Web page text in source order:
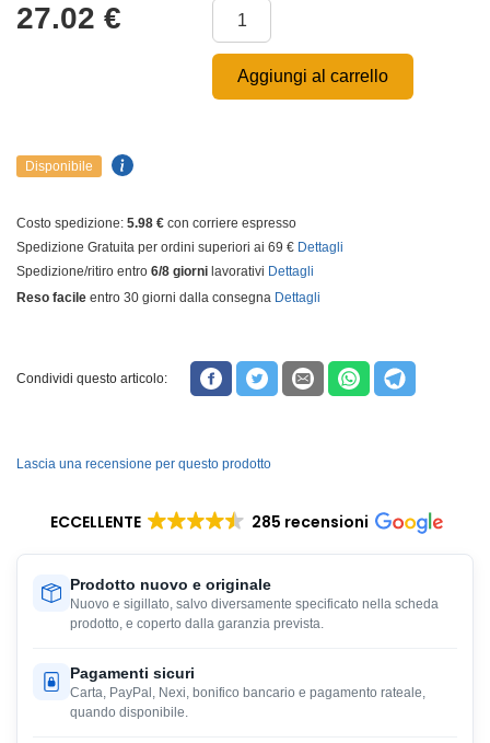
27.02 €
Aggiungi al carrello
Disponibile
Costo spedizione: 5.98 € con corriere espresso
Spedizione Gratuita per ordini superiori ai 69 € Dettagli
Spedizione/ritiro entro 6/8 giorni lavorativi Dettagli
Reso facile entro 30 giorni dalla consegna Dettagli
Condividi questo articolo:
Lascia una recensione per questo prodotto
ECCELLENTE 285 recensioni
Prodotto nuovo e originale
Nuovo e sigillato, salvo diversamente specificato nella scheda
prodotto, e coperto dalla garanzia prevista.
Pagamenti sicuri
Carta, PayPal, Nexi, bonifico bancario e pagamento rateale,
quando disponibile.